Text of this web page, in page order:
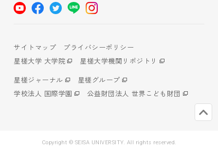
サイトマップ
プライバシーポリシー
星槎大学 大学院
星槎大学機関リポジトリ
星槎ジャーナル
星槎グループ
学校法人 国際学園
公益財団法人 世界こども財団
Copyright © SEISA UNIVERSITY. All rights reserved.